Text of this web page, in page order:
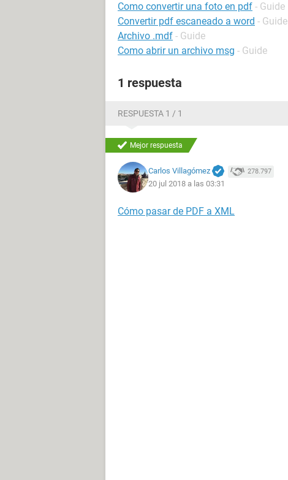
Como convertir una foto en pdf - Guide
Convertir pdf escaneado a word - Guide
Archivo .mdf - Guide
Como abrir un archivo msg - Guide
1 respuesta
RESPUESTA 1 / 1
Mejor respuesta
Carlos Villagómez 278.797
20 jul 2018 a las 03:31
Cómo pasar de PDF a XML